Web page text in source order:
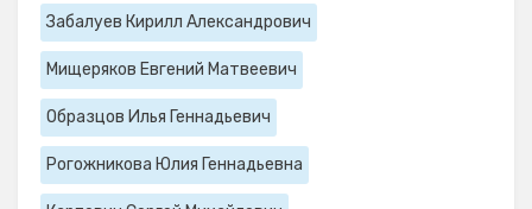
Забалуев Кирилл Александрович
Мищеряков Евгений Матвеевич
Образцов Илья Геннадьевич
Рогожникова Юлия Геннадьевна